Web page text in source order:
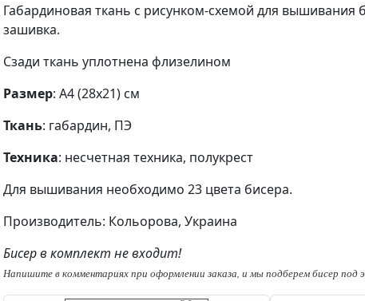
Габардиновая ткань с рисунком-схемой для вышивания
зашивка.
Сзади ткань уплотнена флизелином
Размер: А4 (28х21) см
Ткань: габардин, ПЭ
Техника: несчетная техника, полукрест
Для вышивания необходимо 23 цвета бисера.
Производитель: Кольорова, Украина
Бисер в комплект не входит!
Напишите в комментариях при оформлении заказа, и мы подберем бисер под